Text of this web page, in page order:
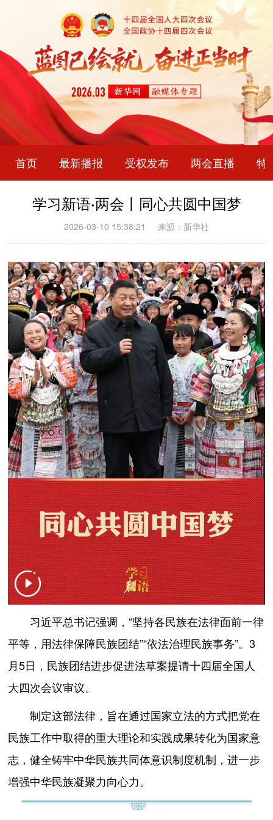
首页 最新播报 受权发布 两会直播 特
学习新语·两会丨同心共圆中国梦
2026-03-10 15:38:21 来源：新华社
习近平总书记强调，“坚持各民族在法律面前一律
平等，用法律保障民族团结”“依法治理民族事务”。3
月5日，民族团结进步促进法草案提请十四届全国人
大四次会议审议。
制定这部法律，旨在通过国家立法的方式把党在
民族工作中取得的重大理论和实践成果转化为国家意
志，健全铸牢中华民族共同体意识制度机制，进一步
增强中华民族凝聚力向心力。